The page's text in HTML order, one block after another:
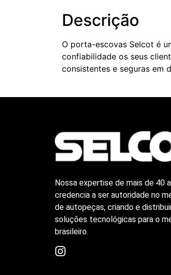
Descrição
O porta-escovas Selcot é
confiabilidade os seus
consistentes e seguras em
Nossa expertise de mais de 40
credencia a ser autoridade no
de autopeças, criandoe
soluções tecnológicas para o
brasileiro.